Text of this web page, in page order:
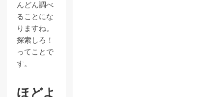
んどん調べ
ることにな
りますね。
探索しろ！
ってことで
す。
ほどよ